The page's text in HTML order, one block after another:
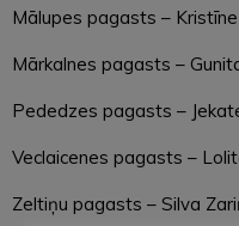
Mālupes pagasts –
Mārkalnes pagasts –
Pededzes pagasts –
Veclaicenes pagasts –
Zeltiņu pagasts – Silva